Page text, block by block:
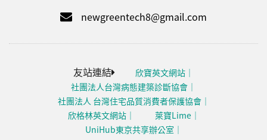
newgreentech8@gmail.com
友站連結
欣寶英文網站
社團法人台灣病態建築診斷協會
社團法人 台灣住宅品質消費者保護協會
欣格林英文網站
萊寶Lime
UniHub東京共享辦公室